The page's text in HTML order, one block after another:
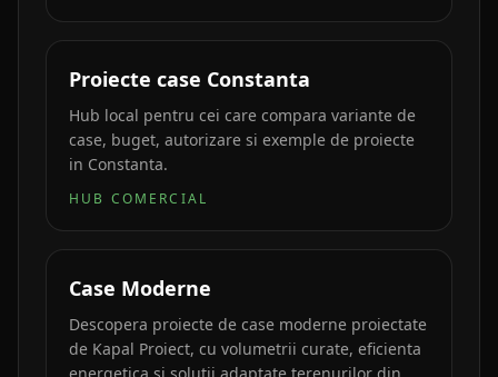
Proiecte case Constanta
Hub local pentru cei care compara variante de
case, buget, autorizare si exemple de proiecte
in Constanta.
HUB COMERCIAL
Case Moderne
Descopera proiecte de case moderne proiectate
de Kapal Proiect, cu volumetrii curate, eficienta